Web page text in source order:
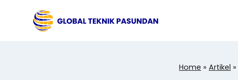
Home » Artikel »